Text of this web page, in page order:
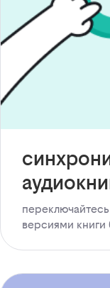
версиями книги